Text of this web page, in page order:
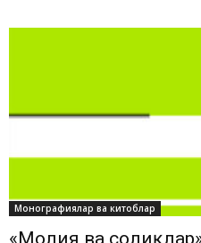
Монографиялар ва китоблар
«Молия ва